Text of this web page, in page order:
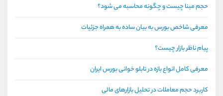
حجم مبنا چیست و چگونه محاسبه می شود؟
معرفی شاخص بورس به بیان ساده به همراه جزئیات
پیام ناظر بازار چیست؟
معرفی کامل انواع بازه در تابلو خوانی بورس ایران
کاربرد حجم معاملات در تحلیل بازارهای مالی